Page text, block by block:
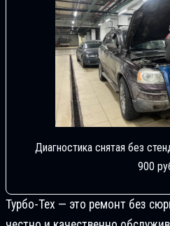
Диагностика снятая без
900
Турбо-Тех — это ремонт без